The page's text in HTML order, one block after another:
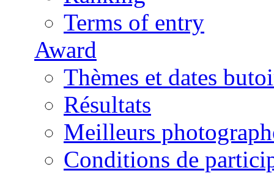
Terms of entry
Award
Thèmes et dates
Résultats
Meilleurs
Conditions de